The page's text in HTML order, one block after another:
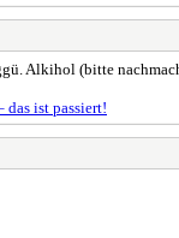
Alkihol (bitte
ist passiert!